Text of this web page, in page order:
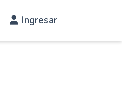
Ingresar